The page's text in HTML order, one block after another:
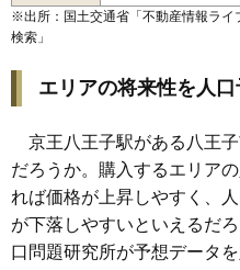
※出所：国土交通省「 不動産情報ライ
検索 」
エリアの将来性を人
京王八王子駅がある八王
だろうか。購入するエリア
れば価格が上昇しやすく、
が下落しやすいといえるだ
口問題研究所が予想データ